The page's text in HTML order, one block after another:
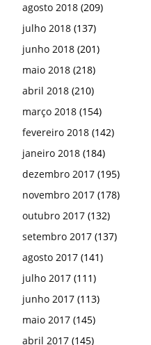
agosto 2018 (209)
julho 2018 (137)
junho 2018 (201)
maio 2018 (218)
abril 2018 (210)
março 2018 (154)
fevereiro 2018 (142)
janeiro 2018 (184)
dezembro 2017 (195)
novembro 2017 (178)
outubro 2017 (132)
setembro 2017 (137)
agosto 2017 (141)
julho 2017 (111)
junho 2017 (113)
maio 2017 (145)
abril 2017 (145)